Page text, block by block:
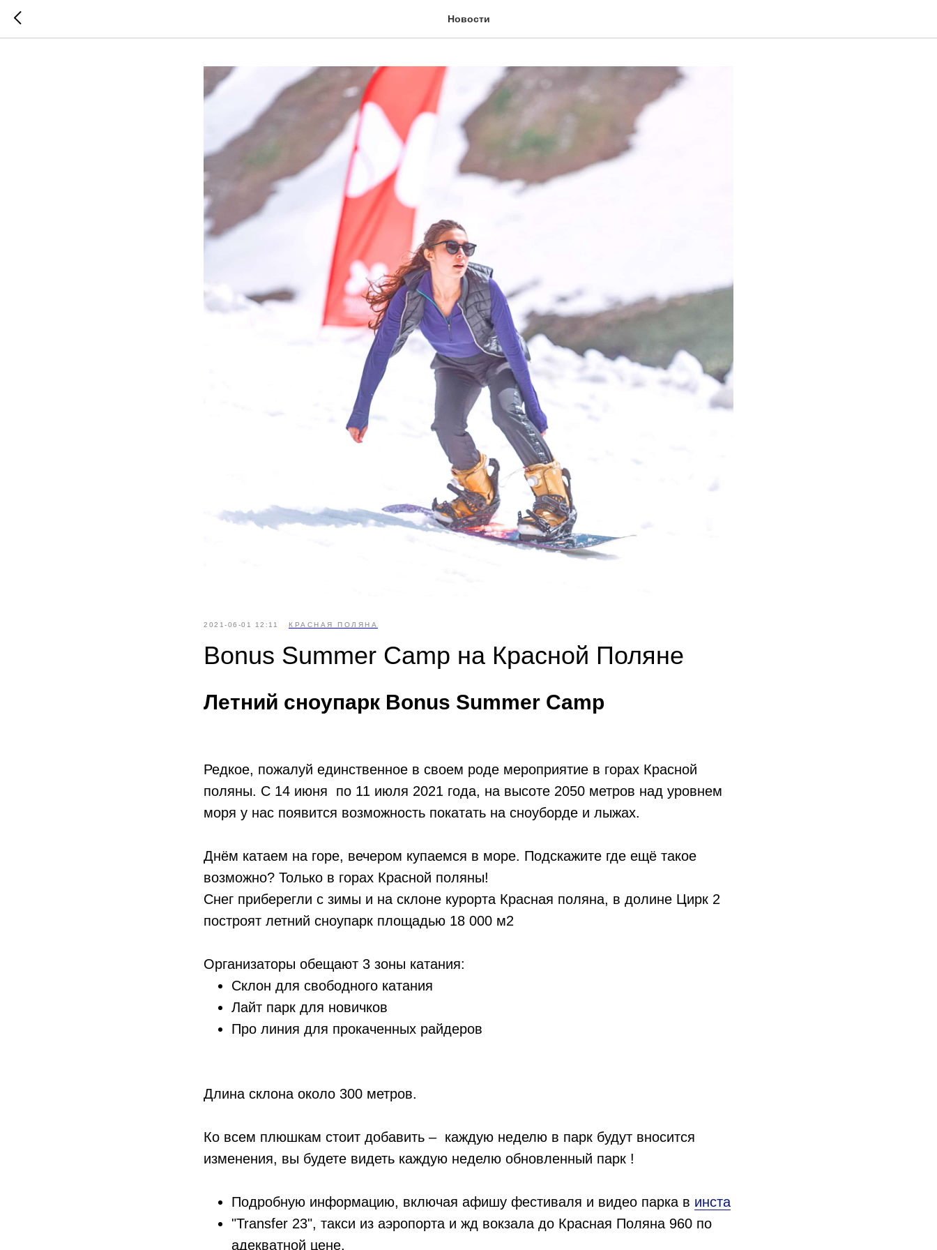
Новости
2021-06-01 12:11 КРАСНАЯ ПОЛЯНА
Bonus Summer Camp на Красной Поляне
Летний сноупарк Bonus Summer Camp
Редкое, пожалуй единственное в своем роде мероприятие в горах Красной
поляны. С 14 июня по 11 июля 2021 года, на высоте 2050 метров над уровнем
моря у нас появится возможность покатать на сноуборде и лыжах.
Днём катаем на горе, вечером купаемся в море. Подскажите где ещё такое
возможно? Только в горах Красной поляны!
Снег приберегли с зимы и на склоне курорта Красная поляна, в долине Цирк 2
построят летний сноупарк площадью 18 000 м2
Организаторы обещают 3 зоны катания:
Склон для свободного катания
Лайт парк для новичков
Про линия для прокаченных райдеров
Длина склона около 300 метров.
Ко всем плюшкам стоит добавить – каждую неделю в парк будут вносится
изменения, вы будете видеть каждую неделю обновленный парк !
Подробную информацию, включая афишу фестиваля и видео парка в инста
"Transfer 23", такси из аэропорта и жд вокзала до Красная Поляна 960 по
адекватной цене.